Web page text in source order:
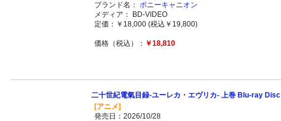
ブランド名： ポニーキャニオン
メディア： BD-VIDEO
定価：￥18,000 (税込￥19,800)
価格（税込）： ￥18,810
二十世紀電氣目録-ユーレカ・エヴリカ- 上巻 Blu-ray Disc
[アニメ]
発売日：2026/10/28